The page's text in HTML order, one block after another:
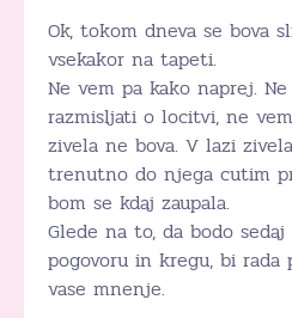
Ok, tokom dneva se bova
vsekakor na tapeti.
Ne vem pa kako naprej.
razmisljati o locitvi, ne
zivela ne bova. V lazi
trenutno do njega cutim
bom se kdaj zaupala.
Glede na to, da bodo
pogovoru in kregu, bi rada
vase mnenje.